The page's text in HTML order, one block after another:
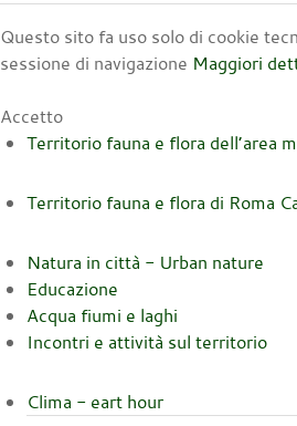
Questo sito fa uso solo di cookie
sessione di navigazione Maggiori
Accetto
Territorio fauna e flora dell’area
Territorio fauna e flora di Roma
Natura in città - Urban nature
Educazione
Acqua fiumi e laghi
Incontri e attività sul territorio
Clima - eart hour